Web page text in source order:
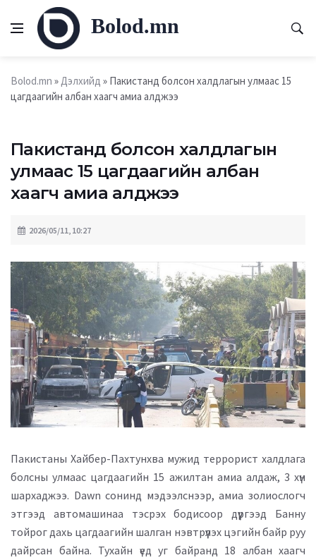
Bolod.mn
Bolod.mn »Дэлхийд » Пакистанд болсон халдлагын улмаас 15
цагдаагийн албан хаагч амиа алджээ
Пакистанд болсон халдлагын
улмаас 15 цагдаагийн албан
хаагч амиа алджээ
2026/05/11, 10:27
Пакистаны Хайбер-Пахтунхва мужид террорист халдлага
болсны улмаас цагдаагийн 15 ажилтан амиа алдаж, 3 хүн
шархаджээ. Dawn сонинд мэдээлснээр, амиа золиослогч
этгээд автомашинаа тэсрэх бодисоор дүүргээд Банну
тойрог дахь цагдаагийн шалган нэвтрүүлэх цэгийн байр руу
дайрсан байна. Тухайн үед уг байранд 18 албан хаагч